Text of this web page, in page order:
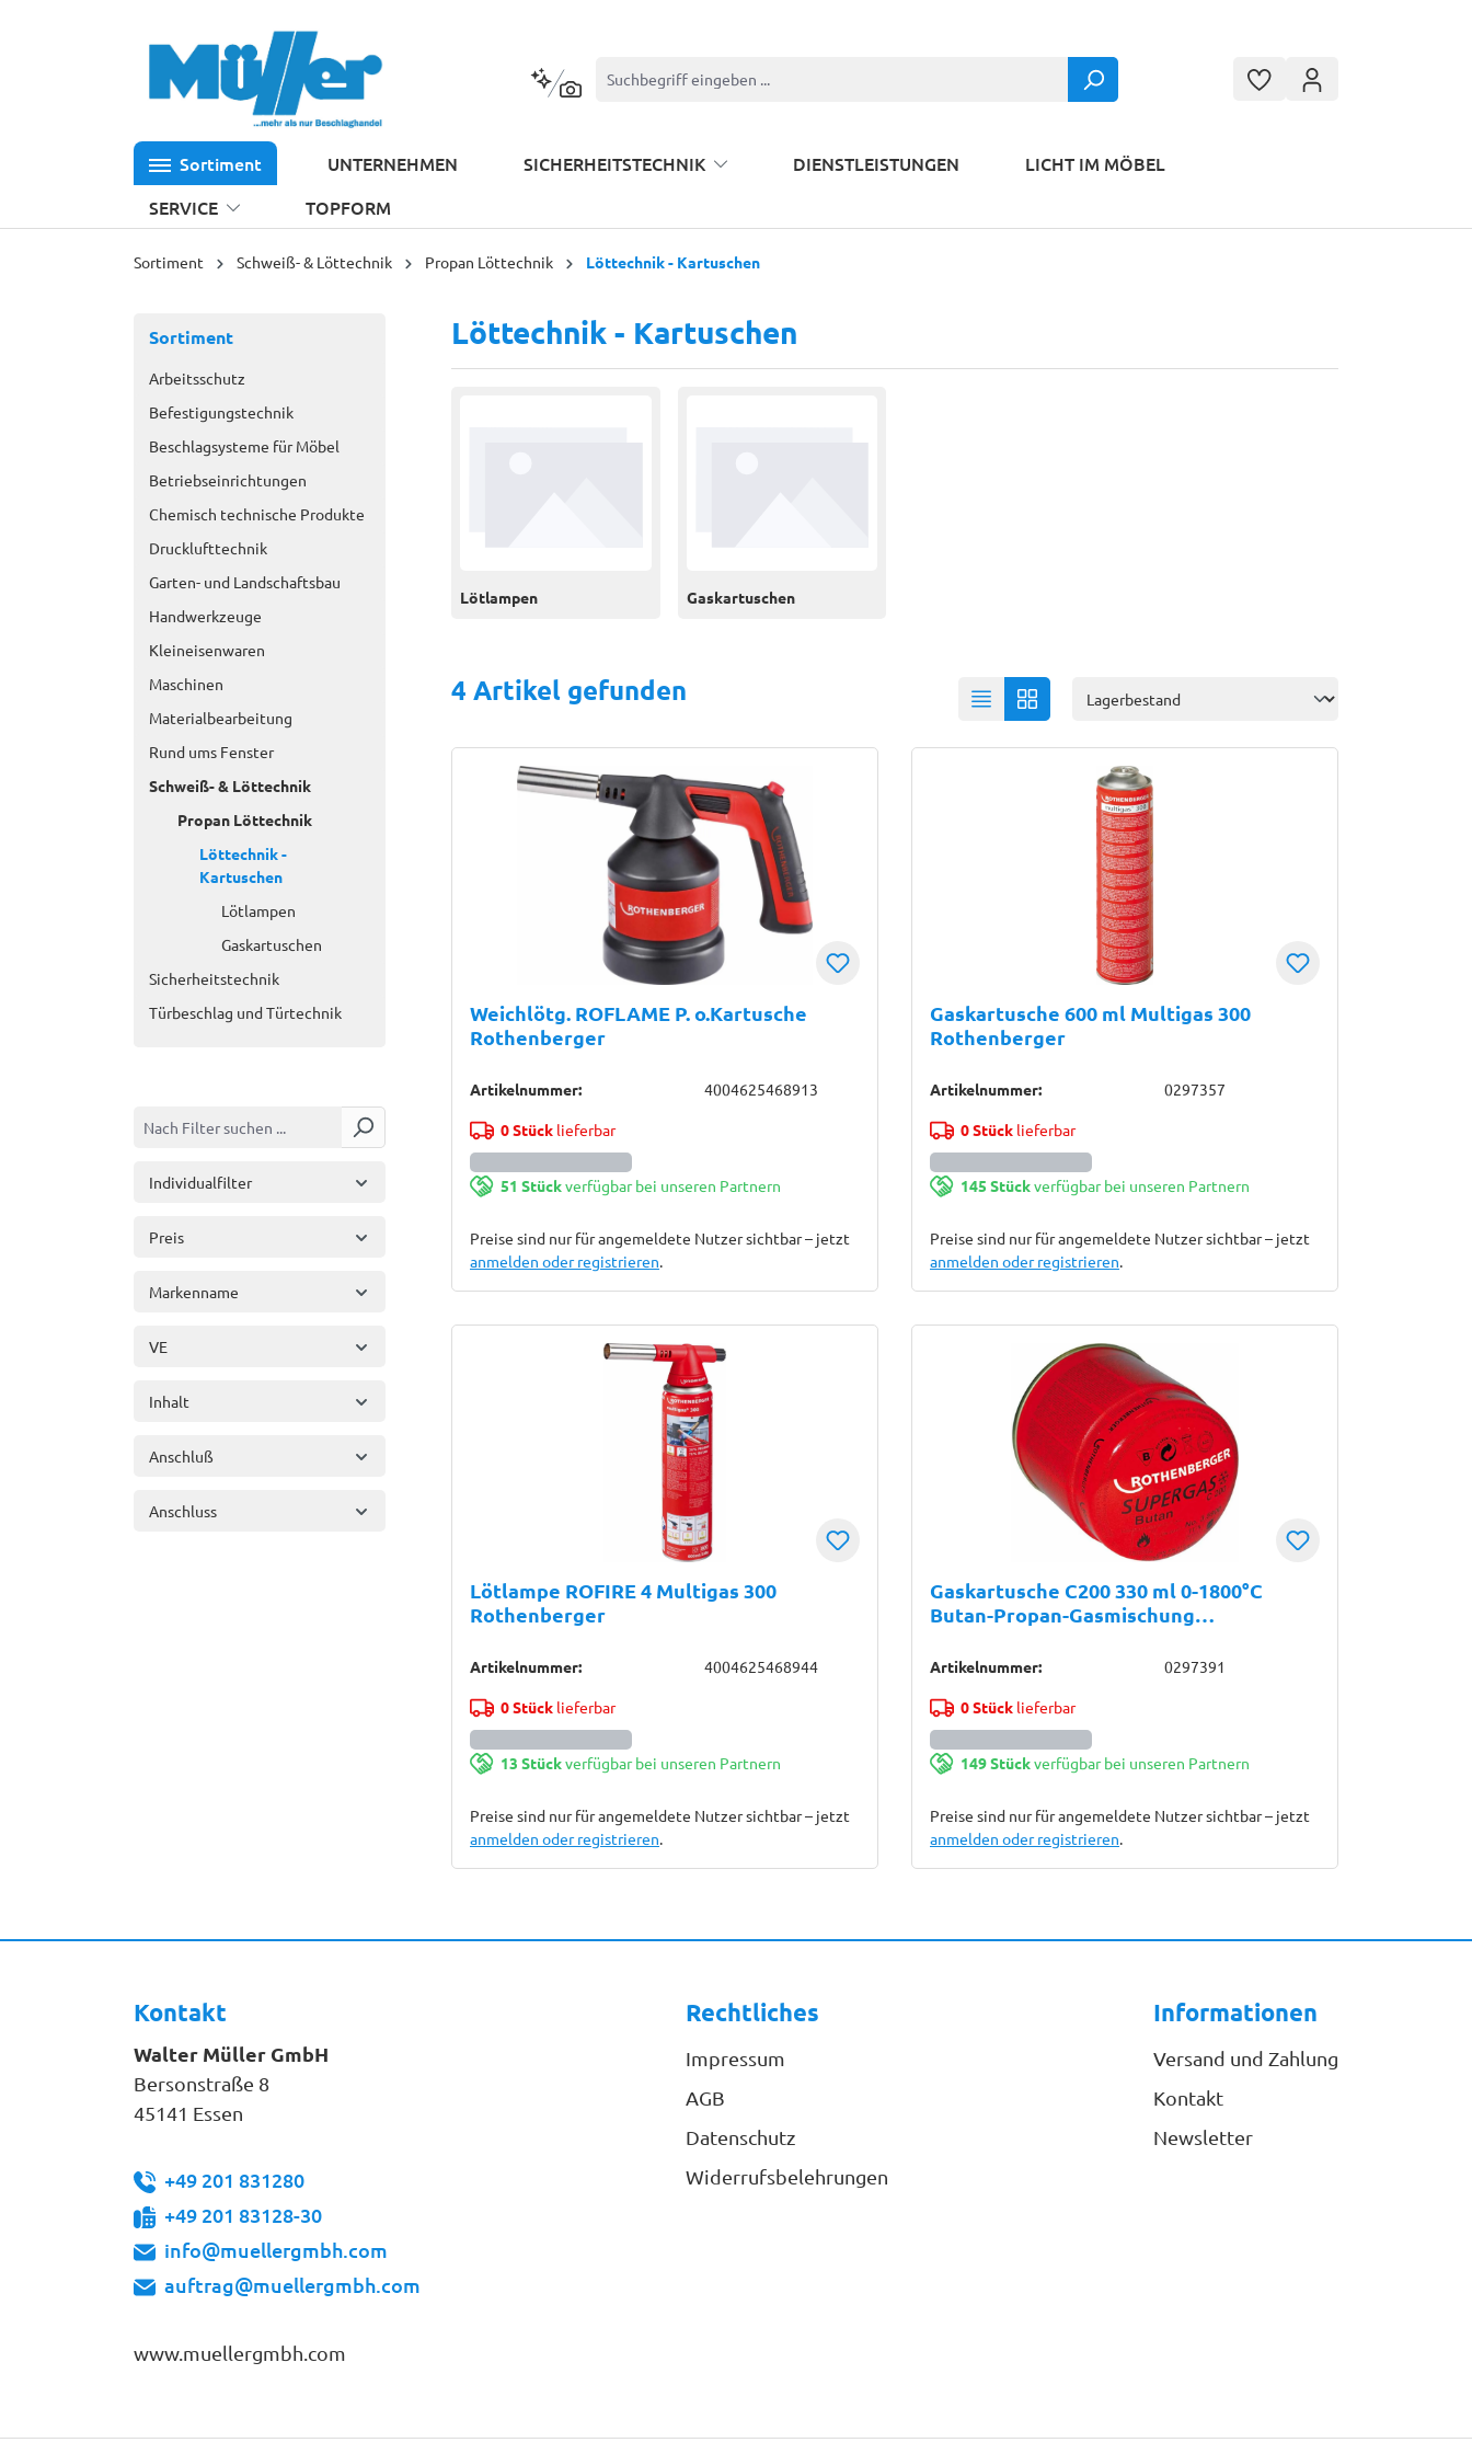
Kontextbasierte Suche
Sortiment UNTERNEHMEN SICHERHEITSTECHNIK DIENSTLEISTUNGEN
LICHT IM MÖBEL
SERVICE
TOPFORM
Sortiment Schweiß- & Löttechnik Propan Löttechnik Löttechnik - Kartuschen
Sortiment
Arbeitsschutz
Befestigungstechnik
Beschlagsysteme für Möbel
Betriebseinrichtungen
Chemisch technische Produkte
Drucklufttechnik
Garten- und Landschaftsbau
Handwerkzeuge
Kleineisenwaren
Maschinen
Materialbearbeitung
Rund ums Fenster
Schweiß- & Löttechnik
Propan Löttechnik
Löttechnik -
Kartuschen
Lötlampen
Gaskartuschen
Sicherheitstechnik
Türbeschlag und Türtechnik
Individualfilter
Preis
Markenname
VE
Inhalt
Anschluß
Anschluss
Löttechnik - Kartuschen
Lötlampen Gaskartuschen
4 Artikel gefunden
Weichlötg. ROFLAME P. o.Kartusche
Rothenberger
Artikelnummer: 4004625468913
0 Stücklieferbar
51 Stückverfügbar bei unseren Partnern
Preise sind nur für angemeldete Nutzer sichtbar – jetzt
anmelden oder registrieren.
Gaskartusche 600 ml Multigas 300
Rothenberger
Artikelnummer: 0297357
0 Stücklieferbar
145 Stückverfügbar bei unseren Partnern
Preise sind nur für angemeldete Nutzer sichtbar – jetzt
anmelden oder registrieren.
Lötlampe ROFIRE 4 Multigas 300
Rothenberger
Artikelnummer: 4004625468944
0 Stücklieferbar
13 Stückverfügbar bei unseren Partnern
Preise sind nur für angemeldete Nutzer sichtbar – jetzt
anmelden oder registrieren.
Gaskartusche C200 330 ml 0-1800°C
Butan-Propan-Gasmischung
Artikelnummer: 0297391
0 Stücklieferbar
149 Stückverfügbar bei unseren Partnern
Preise sind nur für angemeldete Nutzer sichtbar – jetzt
anmelden oder registrieren.
Kontakt
Walter Müller GmbH
Bersonstraße 8
45141 Essen
+49 201 831280
+49 201 83128-30
info@muellergmbh.com
auftrag@muellergmbh.com
www.muellergmbh.com
Rechtliches
Impressum
AGB
Datenschutz
Widerrufsbelehrungen
Informationen
Versand und Zahlung
Kontakt
Newsletter